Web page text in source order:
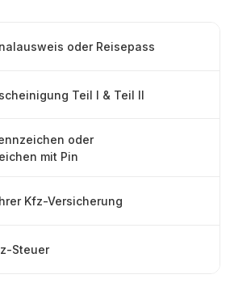
oder Reisepass
Teil I & Teil II
oder
mit Pin
Kfz-Versicherung
Steuer